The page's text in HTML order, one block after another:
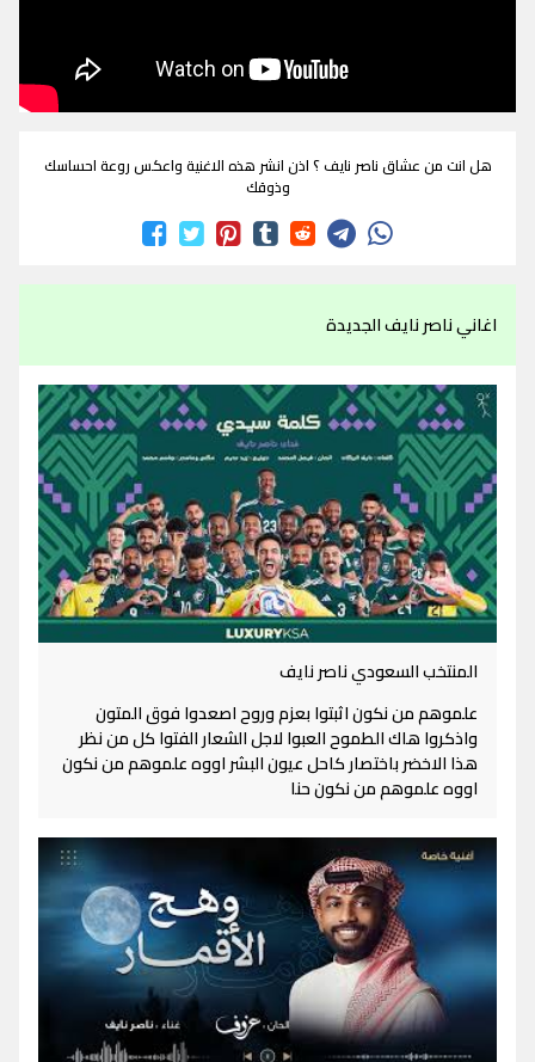
هل انت من عشاق ناصر نايف ؟ اذن انشر هذه الاغنية واعكس روعة احساسك
وذوقك
اغاني ناصر نايف الجديدة
المنتخب السعودي ناصر نايف
علموهم من نكون اثبتوا بعزم وروح اصعدوا فوق المتون
واذكروا هاك الطموح العبوا لاجل الشعار الفتوا كل من نظر
هذا الاخضر باختصار كاحل عيون البشر اووه علموهم من نكون
اووه علموهم من نكون حنا